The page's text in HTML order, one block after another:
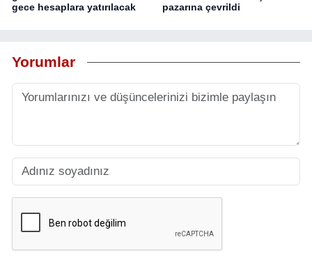
gece hesaplara yatırılacak
pazarına çevrildi
Yorumlar